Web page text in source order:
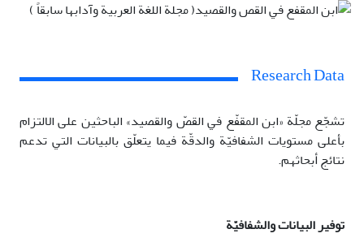
Research Data
تشجّع مجلّة «ابن المقفّع في القصّ والقصيد» الباحثين على الالتزام
بأعلى مستويات الشفافيّة والدقّة فيما يتعلّق بالبيانات التي تدعم
نتائج أبحاثهم.
توفير البيانات والشفافيّة